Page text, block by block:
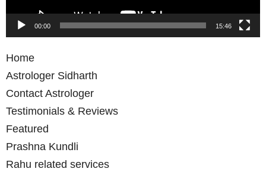
00:00 15:46
Home
Astrologer Sidharth
Contact Astrologer
Testimonials & Reviews
Featured
Prashna Kundli
Rahu related services